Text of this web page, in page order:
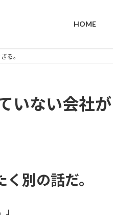
HOME
る。
いない会社が
別の話だ。